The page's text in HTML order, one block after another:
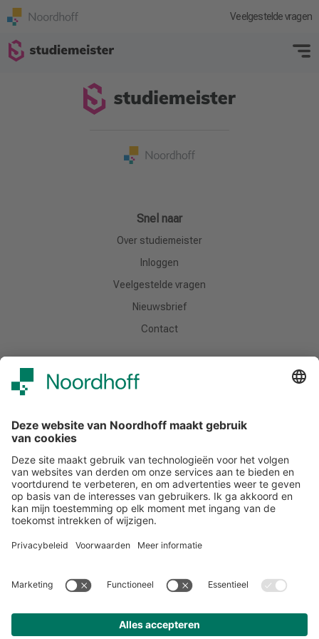
Veelgestelde vragen
Hogeschool Utrecht
Snel naar
Over studiemeister
Inloggen
Veelgestelde vragen
Nieuwsbrief
Contact
Meer van Noordhoff
Contact
Tel: (0)88 - 522 6830
E-mail: support-studiemeister@noordhoff.nl
Maak kennis met onze accountmanagers